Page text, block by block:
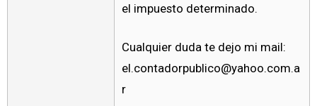
el impuesto determinado.
Cualquier duda te dejo mi mail:
el.contadorpublico@yahoo.com.a
r